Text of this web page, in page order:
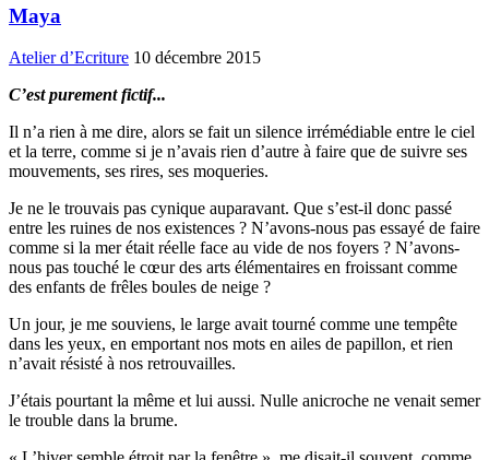
Maya
Atelier d’Ecriture 10 décembre 2015
C’est purement fictif...
Il n’a rien à me dire, alors se fait un silence irrémédiable entre le ciel
et la terre, comme si je n’avais rien d’autre à faire que de suivre ses
mouvements, ses rires, ses moqueries.
Je ne le trouvais pas cynique auparavant. Que s’est-il donc passé
entre les ruines de nos existences ? N’avons-nous pas essayé de faire
comme si la mer était réelle face au vide de nos foyers ? N’avons-
nous pas touché le cœur des arts élémentaires en froissant comme
des enfants de frêles boules de neige ?
Un jour, je me souviens, le large avait tourné comme une tempête
dans les yeux, en emportant nos mots en ailes de papillon, et rien
n’avait résisté à nos retrouvailles.
J’étais pourtant la même et lui aussi. Nulle anicroche ne venait semer
le trouble dans la brume.